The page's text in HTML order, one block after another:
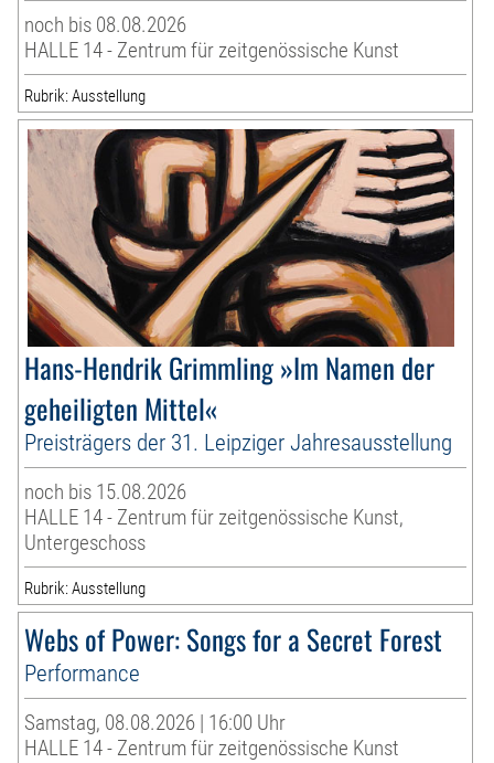
noch bis 08.08.2026
HALLE 14 - Zentrum für zeitgenössische Kunst
Rubrik: Ausstellung
Hans-Hendrik Grimmling »Im Namen der
geheiligten Mittel«
Preisträgers der 31. Leipziger Jahresausstellung
noch bis 15.08.2026
HALLE 14 - Zentrum für zeitgenössische Kunst,
Untergeschoss
Rubrik: Ausstellung
Webs of Power: Songs for a Secret Forest
Performance
Samstag, 08.08.2026 | 16:00 Uhr
HALLE 14 - Zentrum für zeitgenössische Kunst